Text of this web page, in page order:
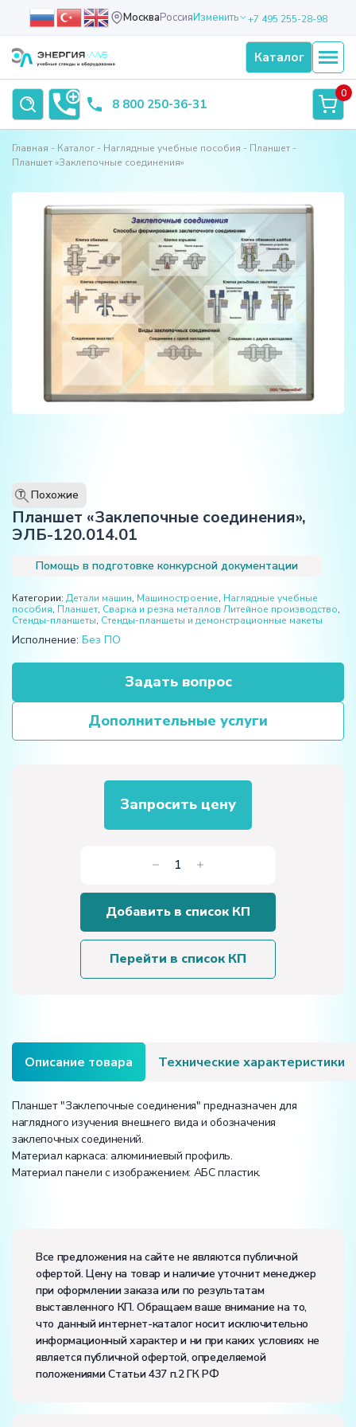
МоскваРоссияИзменить +7 495 255-28-98
Каталог
8 800 250-36-31
0
Главная Каталог Наглядные учебные пособия
Планшет
Планшет «Заклепочные соединения»
T Похожие
Планшет «Заклепочные соединения»,
ЭЛБ-120.014.01
Помощь в подготовке конкурсной документации
Категории: Детали машин, Машиностроение, Наглядные учебные
пособия, Планшет, Сварка и резка металлов Литейное производство,
Стенды-планшеты, Стенды-планшеты и демонстрационные макеты
Исполнение: Без ПО
Задать вопрос
Дополнительные услуги
Запросить цену
Количество
товара
Планшет
«Заклепочные
соединения»
Добавить в список КП
Перейти в список КП
Описание товара Технические характеристики
Планшет "Заклепочные соединения" предназначен для
наглядного изучения внешнего вида и обозначения
заклепочных соединений.
Материал каркаса: алюминиевый профиль.
Материал панели с изображением: АБС пластик.
Диапазон рабочих температур, ˚С:+10…+35
Влажность, %:до 80
Количество человек, которое одновременно и
активно может работать на комплекте:2
Все предложения на сайте не являются публичной
офертой. Цену на товар и наличие уточнит менеджер
при оформлении заказа или по результатам
выставленного КП. Обращаем ваше внимание на то,
что данный интернет-каталог носит исключительно
информационный характер и ни при каких условиях не
является публичной офертой, определяемой
положениями Статьи 437 п.2 ГК РФ